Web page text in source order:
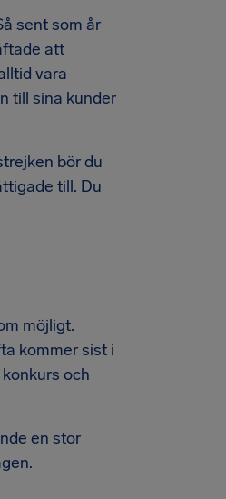
sent som år
att
vara
till sina kunder
bör du
till. Du
möjligt.
kommer sist i
och
en stor